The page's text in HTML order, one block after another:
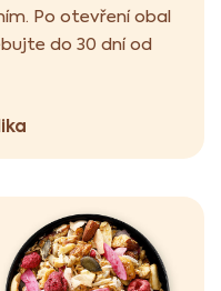
Po otevření obal
do 30 dní od